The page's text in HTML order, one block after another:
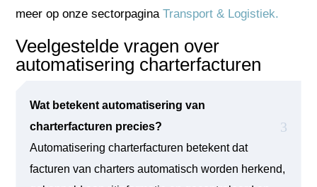
meer op onze sectorpaginaTransport & Logistiek.
Veelgestelde vragen over
automatisering charterfacturen
Wat betekent automatisering van
charterfacturen precies?
Automatisering charterfacturen betekent dat
facturen van charters automatisch worden herkend,